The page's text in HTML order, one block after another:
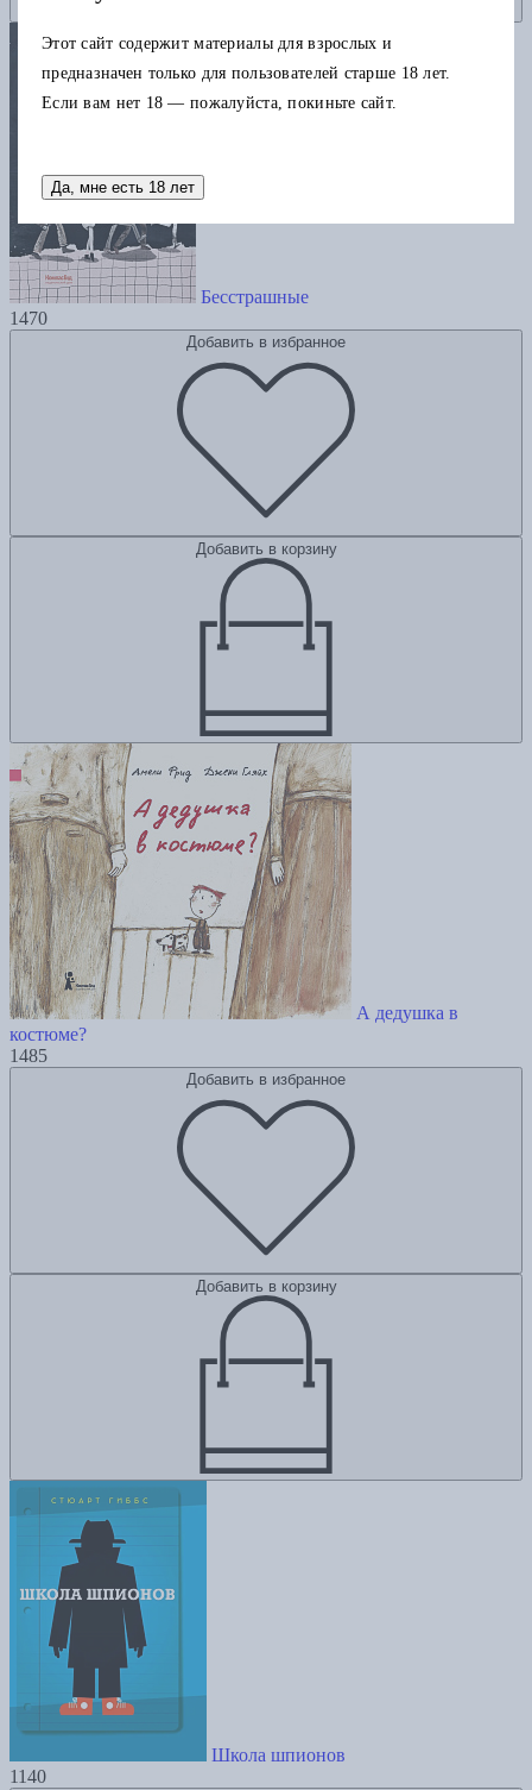
Бесстрашные
1470
Добавить в избранное
Добавить в корзину
А дедушка в
костюме?
1485
Добавить в избранное
Добавить в корзину
Школа шпионов
1140
Этот сайт содержит материалы для взрослых и
предназначен только для пользователей старше 18 лет.
Если вам нет 18 — пожалуйста, покиньте сайт.
Да, мне есть 18 лет